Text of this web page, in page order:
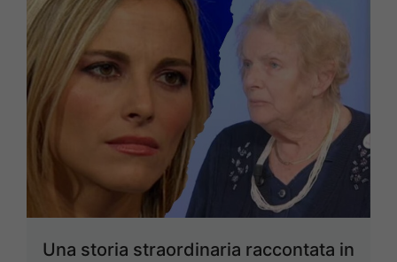
Una storia straordinaria raccontata in